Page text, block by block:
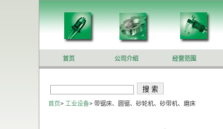
首页 公司介绍 经营范围
首页> 工业设备> 带锯床、圆锯、砂轮机、砂带机、磨床